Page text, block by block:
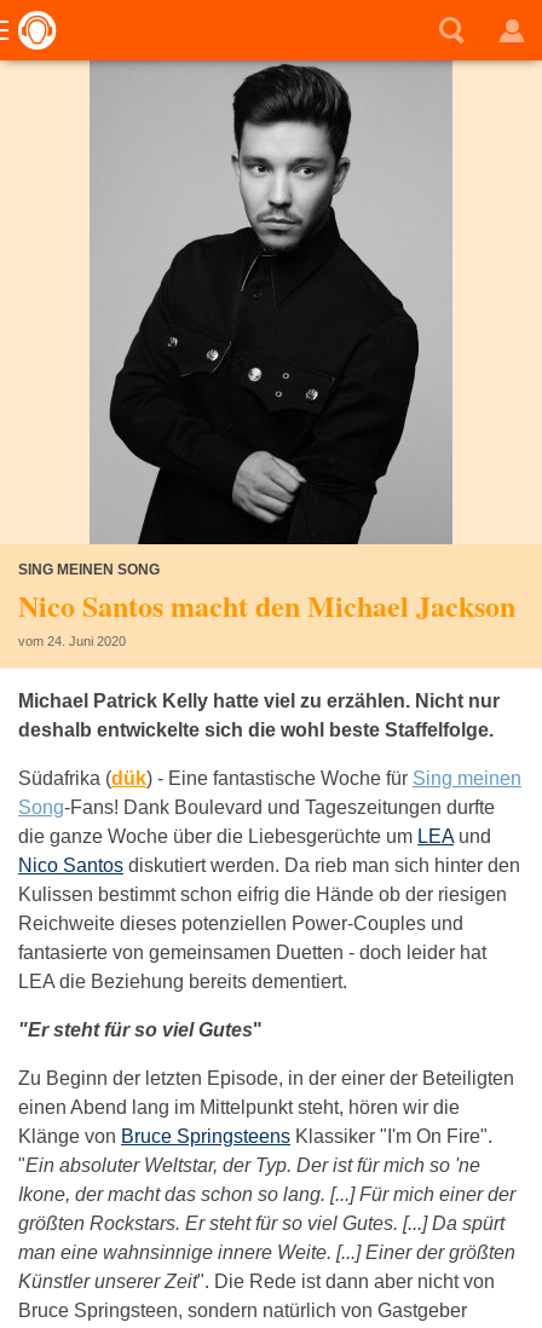
SING MEINEN SONG
Nico Santos macht den Michael Jackson
vom 24. Juni 2020
Michael Patrick Kelly hatte viel zu erzählen. Nicht nur
deshalb entwickelte sich die wohl beste Staffelfolge.
Südafrika (dük) - Eine fantastische Woche für Sing meinen
Song-Fans! Dank Boulevard und Tageszeitungen durfte
die ganze Woche über die Liebesgerüchte um LEAund
Nico Santos diskutiert werden. Da rieb man sich hinter den
Kulissen bestimmt schon eifrig die Hände ob der riesigen
Reichweite dieses potenziellen Power-Couples und
fantasierte von gemeinsamen Duetten - doch leider hat
LEA die Beziehung bereits dementiert.
"Er steht für so viel Gutes"
Zu Beginn der letzten Episode, in der einer der Beteiligten
einen Abend lang im Mittelpunkt steht, hören wir die
Klänge von Bruce Springsteens Klassiker "I'm On Fire".
"Ein absoluter Weltstar, der Typ. Der ist für mich so 'ne
Ikone, der macht das schon so lang. [...] Für mich einer der
größten Rockstars. Er steht für so viel Gutes. [...] Da spürt
man eine wahnsinnige innere Weite. [...] Einer der größten
Künstler unserer Zeit". Die Rede ist dann aber nicht von
Bruce Springsteen, sondern natürlich von Gastgeber